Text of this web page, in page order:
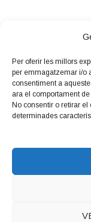
Per oferir les millors
per emmagatzemar i/o
consentiment a
ara el comportament
No consentir o retirar
determinades
Amb el suport
de:
Copyright © 2026